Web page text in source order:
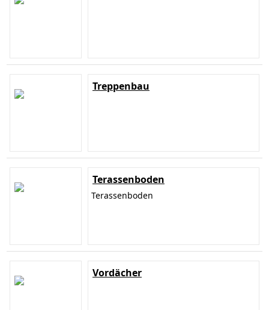
Treppenbau
Terassenboden
Terassenboden
Vordächer